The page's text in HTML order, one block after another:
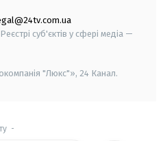
суб'єктів у сфері медіа —
"Люкс"», 24 Канал.
-